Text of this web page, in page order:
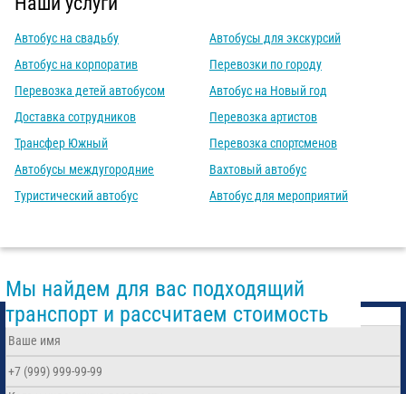
Автобус на свадьбу
Автобус на корпоратив
Перевозка детей автобусом
Доставка сотрудников
Трансфер Южный
Автобусы междугородние
Туристический автобус
Автобусы для экскурсий
Перевозки по городу
Автобус на Новый год
Перевозка артистов
Перевозка спортсменов
Вахтовый автобус
Автобус для мероприятий
Мы найдем для вас подходящий
транспорт и рассчитаем стоимость